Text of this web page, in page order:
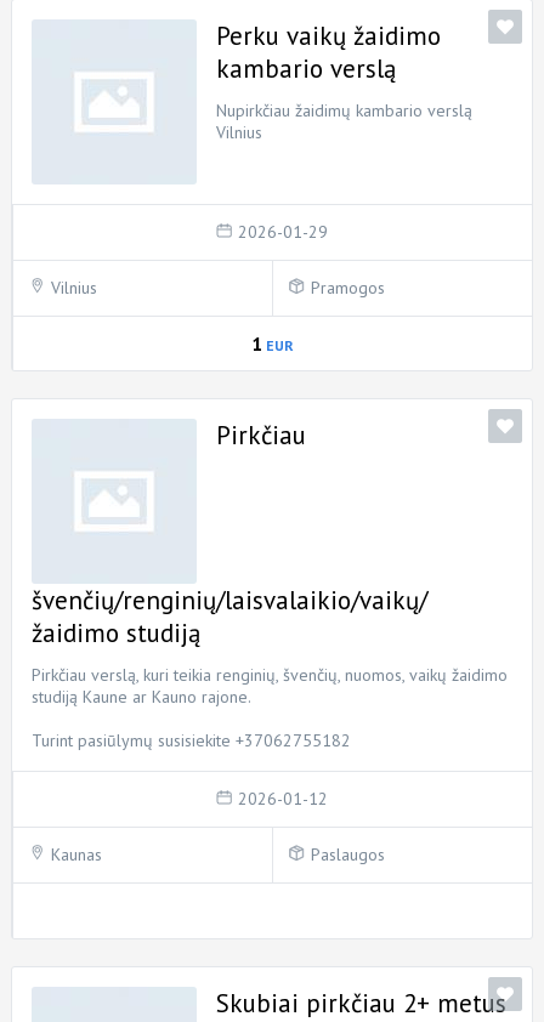
Perku vaikų žaidimo
kambario verslą
Nupirkčiau žaidimų kambario verslą
Vilnius
2026-01-29
Vilnius Pramogos
1 EUR
Pirkčiau
švenčių/renginių/laisvalaikio/vaikų/
žaidimo studiją
Pirkčiau verslą, kuri teikia renginių, švenčių, nuomos, vaikų žaidimo
studiją Kaune ar Kauno rajone.
Turint pasiūlymų susisiekite +37062755182
2026-01-12
Kaunas Paslaugos
Skubiai pirkčiau 2+ metus